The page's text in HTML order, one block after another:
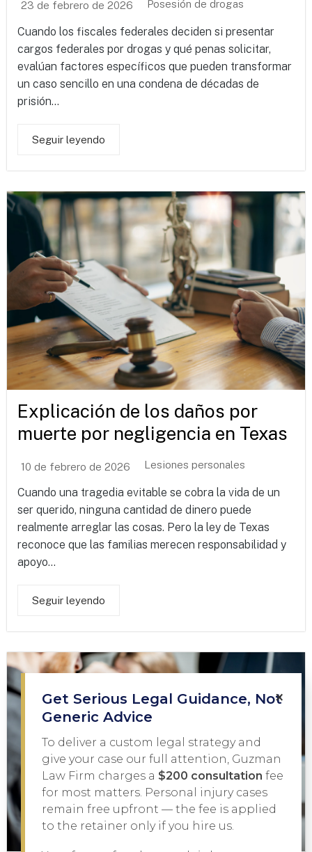
23 de febrero de 2026 Posesión de drogas
Cuando los fiscales federales deciden si presentar
cargos federales por drogas y qué penas solicitar,
evalúan factores específicos que pueden transformar
un caso sencillo en una condena de décadas de
prisión...
Seguir leyendo
Explicación de los daños por
muerte por negligencia en Texas
10 de febrero de 2026 Lesiones personales
Cuando una tragedia evitable se cobra la vida de un
ser querido, ninguna cantidad de dinero puede
realmente arreglar las cosas. Pero la ley de Texas
reconoce que las familias merecen responsabilidad y
apoyo...
Seguir leyendo
×
Get Serious Legal Guidance, Not
Generic Advice
To deliver a custom legal strategy and
give your case our full attention, Guzman
Law Firm charges a $200 consultation fee
for most matters. Personal injury cases
remain free upfront — the fee is applied
to the retainer only if you hire us.